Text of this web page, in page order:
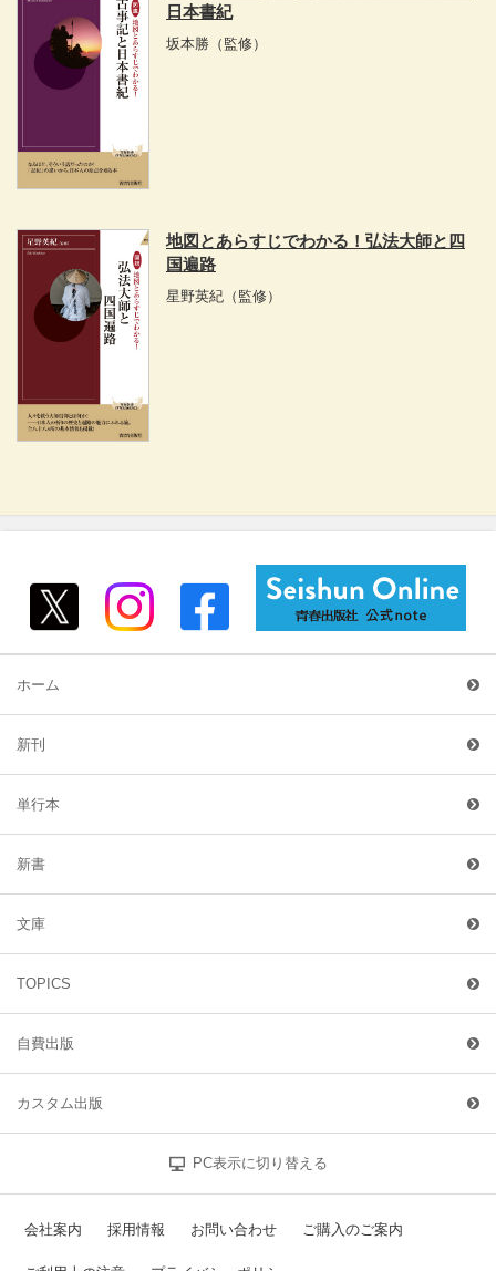
日本書紀
坂本勝 （監修）
地図とあらすじでわかる！弘法大師と四
国遍路
星野英紀 （監修）
ホーム
新刊
単行本
新書
文庫
TOPICS
自費出版
カスタム出版
PC表示に切り替える
会社案内 採用情報 お問い合わせ ご購入のご案内